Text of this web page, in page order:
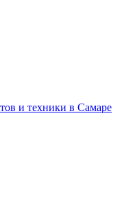
и техники в Самаре